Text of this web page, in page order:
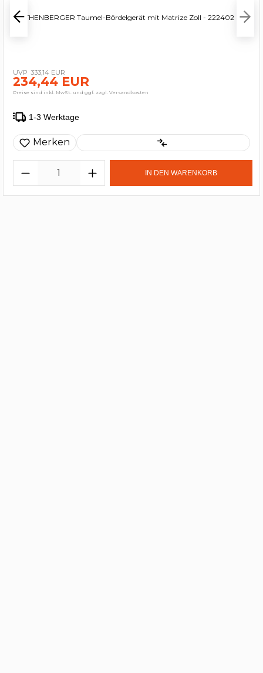
ROTHENBERGER Taumel-Bördelgerät mit Matrize Zoll - 222402
333,14 EUR
234,44 EUR
Preise sind inkl. MwSt. und ggf. zzgl. Versandkosten
1-3 Werktage
Merken
IN DEN WARENKORB